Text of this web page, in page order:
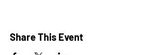
Share This Event